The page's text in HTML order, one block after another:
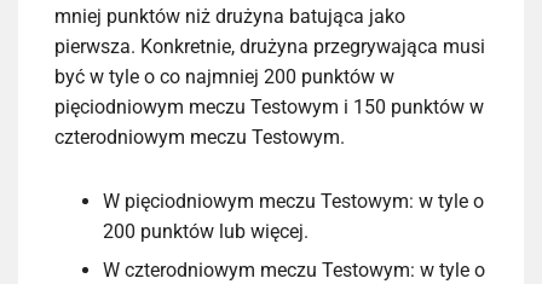
mniej punktów niż drużyna batująca jako
pierwsza. Konkretnie, drużyna przegrywająca musi
być w tyle o co najmniej 200 punktów w
pięciodniowym meczu Testowym i 150 punktów w
czterodniowym meczu Testowym.
W pięciodniowym meczu Testowym: w tyle o
200 punktów lub więcej.
W czterodniowym meczu Testowym: w tyle o